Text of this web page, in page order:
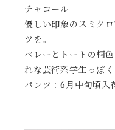
チャコール
優しい印象のスミク
ツを。
ベレーとトートの柄
れな芸術系学生っぽ
パンツ：6月中旬頃入